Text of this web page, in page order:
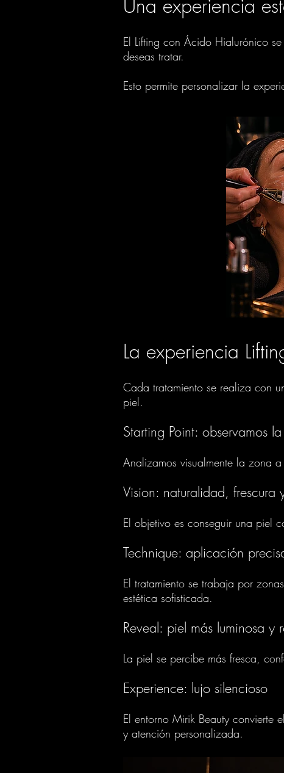
Una experiencia
El Lifting con Ácido Hialurónico
deseas tratar.
Esto permite personalizar la
La experiencia
Cada tratamiento se realiza con
piel.
Starting Point: observamos
Analizamos visualmente la zona
Vision: naturalidad, frescura
El objetivo es conseguir una piel
Technique: aplicación
El tratamiento se trabaja por
estética sofisticada.
Reveal: piel más luminosa y
La piel se percibe más fresca,
Experience: lujo silencioso
El entorno Mirik Beauty convierte
y atención personalizada.